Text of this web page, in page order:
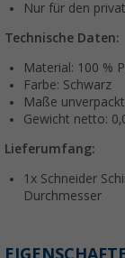
Nur für den
Technische Daten:
Material: 100 %
Farbe: Schwarz
Maße
Gewicht netto:
Lieferumfang:
1x Schneider
Durchmesser